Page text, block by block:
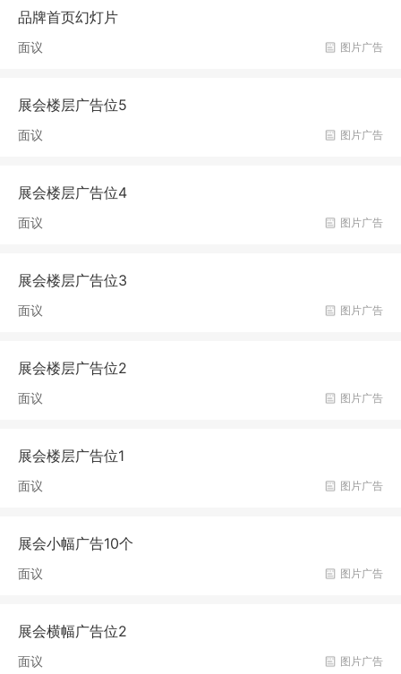
品牌首页幻灯片
面议 图片广告
展会楼层广告位5
面议 图片广告
展会楼层广告位4
面议 图片广告
展会楼层广告位3
面议 图片广告
展会楼层广告位2
面议 图片广告
展会楼层广告位1
面议 图片广告
展会小幅广告10个
面议 图片广告
展会横幅广告位2
面议 图片广告